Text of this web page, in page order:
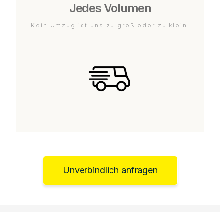
Jedes Volumen
Kein Umzug ist uns zu groß oder zu klein.
Unverbindlich anfragen